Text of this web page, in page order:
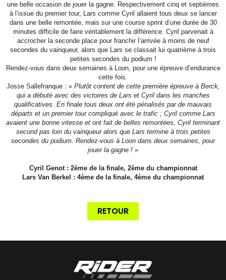
une belle occasion de jouer la gagne. Respectivement cinq et septièmes
à l’issue du premier tour, Lars comme Cyril allaient tous deux se lancer
dans une belle remontée, mais sur une course sprint d’une durée de 30
minutes difficile de faire véritablement la différence. Cyril parvenait à
accrocher la seconde place pour franchir l’arrivée à moins de neuf
secondes du vainqueur, alors que Lars se classait lui quatrième à trois
petites secondes du podium !
Rendez-vous dans deux semaines à Loon, pour une épreuve d’endurance
cette fois.
Josse Sallefranque : « Plutôt content de cette première épreuve à Berck,
qui a débuté avec des victoires de Lars et Cyril dans les manches
qualificatives. En finale tous deux ont été pénalisés par de mauvais
départs et un premier tour compliqué avec le trafic ; Cyril comme Lars
avaient une bonne vitesse et ont fait de belles remontées, Cyril terminant
second pas loin du vainqueur alors que Lars termine à trois petites
secondes du podium. Rendez-vous à Loon dans deux semaines, pour
jouer la gagne ! »
Cyril Genot : 2èmede la finale, 2èmedu championnat
Lars Van Berkel : 4ème de la finale, 4ème du championnat
RETOUR